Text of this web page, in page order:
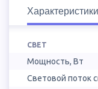
Характеристики
СВЕТ
Мощность, Вт
Световой поток